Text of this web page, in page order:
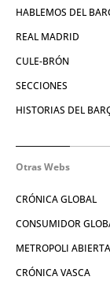
HABLEMOS DEL
REAL MADRID
CULE-BRÓN
SECCIONES
HISTORIAS DEL
Otras Webs
CRÓNICA GLOBAL
CONSUMIDOR
METROPOLI ABIERTA
CRÓNICA VASCA